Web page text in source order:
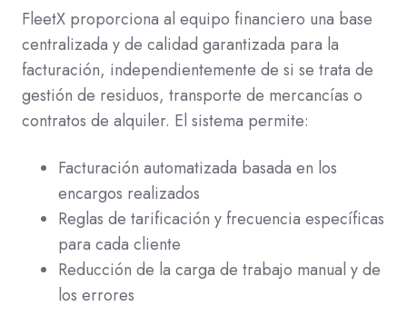
FleetX proporciona al equipo financiero una base
centralizada y de calidad garantizada para la
facturación, independientemente de si se trata de
gestión de residuos, transporte de mercancías o
contratos de alquiler. El sistema permite:
Facturación automatizada basada en los
encargos realizados
Reglas de tarificación y frecuencia específicas
para cada cliente
Reducción de la carga de trabajo manual y de
los errores